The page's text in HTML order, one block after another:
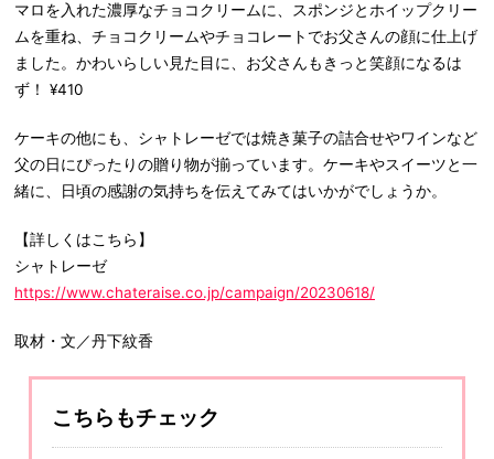
マロを入れた濃厚なチョコクリームに、スポンジとホイップクリー
ムを重ね、チョコクリームやチョコレートでお父さんの顔に仕上げ
ました。かわいらしい見た目に、お父さんもきっと笑顔になるは
ず！ ¥410
ケーキの他にも、シャトレーゼでは焼き菓子の詰合せやワインなど
父の日にぴったりの贈り物が揃っています。ケーキやスイーツと一
緒に、日頃の感謝の気持ちを伝えてみてはいかがでしょうか。
【詳しくはこちら】
シャトレーゼ
https://www.chateraise.co.jp/campaign/20230618/
取材・文／丹下紋香
こちらもチェック